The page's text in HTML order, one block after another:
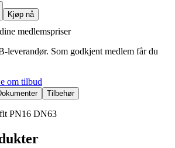
Kjøp nå
medlemspriser
leverandør. Som godkjent medlem får du
om tilbud
Tilbehør
PN16 DN63